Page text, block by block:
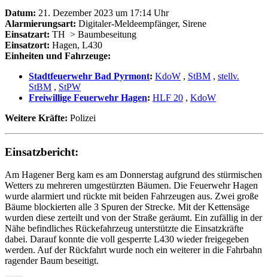
Datum: 21. Dezember 2023 um 17:14 Uhr
Alarmierungsart: Digitaler-Meldeempfänger, Sirene
Einsatzart: TH > Baumbeseitung
Einsatzort: Hagen, L430
Einheiten und Fahrzeuge:
Stadtfeuerwehr Bad Pyrmont: KdoW , StBM , stellv.
StBM , StPW
Freiwillige Feuerwehr Hagen: HLF 20 , KdoW
Weitere Kräfte: Polizei
Einsatzbericht:
Am Hagener Berg kam es am Donnerstag aufgrund des stürmischen
Wetters zu mehreren umgestürzten Bäumen. Die Feuerwehr Hagen
wurde alarmiert und rückte mit beiden Fahrzeugen aus. Zwei große
Bäume blockierten alle 3 Spuren der Strecke. Mit der Kettensäge
wurden diese zerteilt und von der Straße geräumt. Ein zufällig in der
Nähe befindliches Rückefahrzeug unterstützte die Einsatzkräfte
dabei. Darauf konnte die voll gesperrte L430 wieder freigegeben
werden. Auf der Rückfahrt wurde noch ein weiterer in die Fahrbahn
ragender Baum beseitigt.